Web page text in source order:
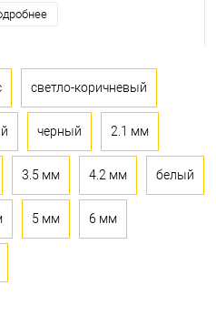
светло-коричневый
черный 2.1 мм
3.5 мм 4.2 мм белый
5 мм 6 мм